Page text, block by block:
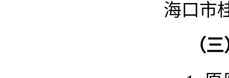
海口市
（